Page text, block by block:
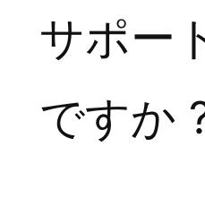
サポー
ですか